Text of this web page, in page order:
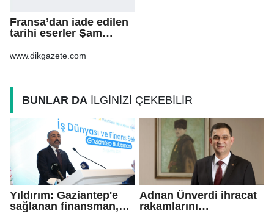
Fransa’dan iade edilen
tarihi eserler Şam
www.dikgazete.com
BUNLAR DA İLGİNİZİ ÇEKEBİLİR
Yıldırım: Gaziantep'e
sağlanan finansman,
Adnan Ünverdi ihracat
rakamlarını